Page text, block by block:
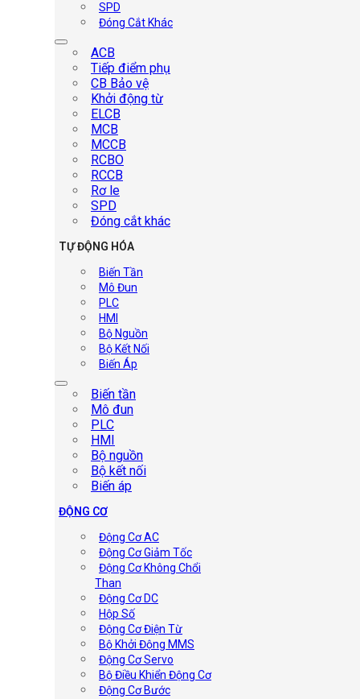
SPD
Đóng Cắt Khác
ACB
Tiếp điểm phụ
CB Bảo vệ
Khởi động từ
ELCB
MCB
MCCB
RCBO
RCCB
Rơ le
SPD
Đóng cắt khác
TỰ ĐỘNG HÓA
Biến Tần
Mô Đun
PLC
HMI
Bộ Nguồn
Bộ Kết Nối
Biến Áp
Biến tần
Mô đun
PLC
HMI
Bộ nguồn
Bộ kết nối
Biến áp
ĐỘNG CƠ
Động Cơ AC
Động Cơ Giảm Tốc
Động Cơ Không Chổi
Than
Động Cơ DC
Hộp Số
Động Cơ Điện Từ
Bộ Khởi Động MMS
Động Cơ Servo
Bộ Điều Khiển Động Cơ
Động Cơ Bước